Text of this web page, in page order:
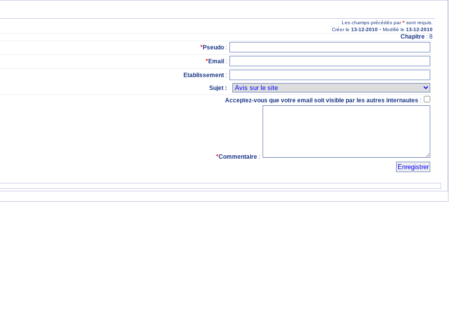
Les champs précédés par* sont requis.
Créer le 13-12-2010 - Modifié le 13-12-2010
Chapitre : 8
*Pseudo :
*Email :
Etablissement :
Sujet :
Acceptez-vous que votre email soit visible par les autres internautes :
*Commentaire: